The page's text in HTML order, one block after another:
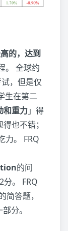
的，达到
。 全球约
，但是仅
生在第二
和重力」得
得也不错；
力。 FRQ
的问
。 FRQ
简答题，
分。